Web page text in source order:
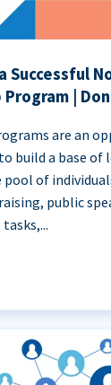
Successful
|
are an
build a base of
pool of
public